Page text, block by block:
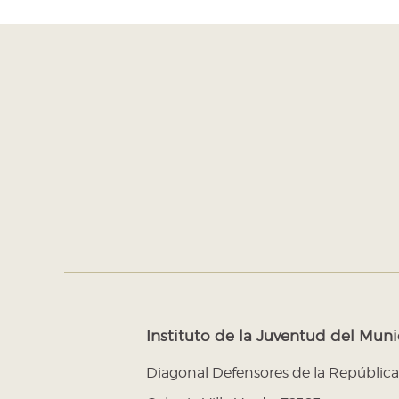
Instituto de la Juventud del
Diagonal Defensores de la República